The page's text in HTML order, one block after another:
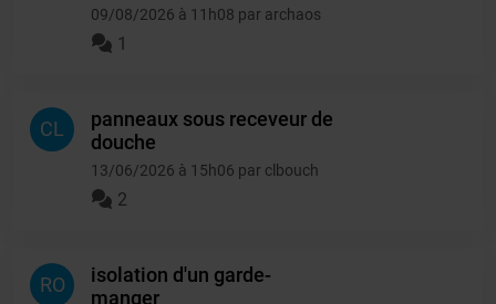
09/08/2026 à 11h08 par archaos
1
CL
panneaux sous receveur de
douche
13/06/2026 à 15h06 par clbouch
2
RO
isolation d'un garde-
manger